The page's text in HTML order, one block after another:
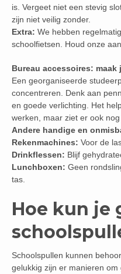
is. Vergeet niet een stevig
zijn niet veilig zonder.
Extra: We hebben
schoolfietsen. Houd onze
Bureau accessoires:
Een georganiseerde
concentreren. Denk aan
en goede verlichting. Het
werken, maar ziet er ook nog
Andere handige en
Rekenmachines: Voor de
Drinkflessen: Blijf
Lunchboxen: Geen
tas.
Hoe kun je
Schoolspullen kunnen
gelukkig zijn er manieren